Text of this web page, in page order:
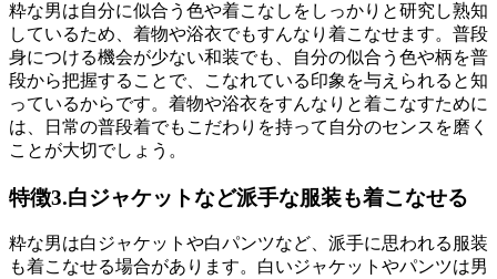
粋な男は自分に似合う色や着こなしをしっかりと研究し熟知
しているため、着物や浴衣でもすんなり着こなせます。普段
身につける機会が少ない和装でも、自分の似合う色や柄を普
段から把握することで、こなれている印象を与えられると知
っているからです。着物や浴衣をすんなりと着こなすために
は、日常の普段着でもこだわりを持って自分のセンスを磨く
ことが大切でしょう。
特徴3.白ジャケットなど派手な服装も着こなせる
粋な男は白ジャケットや白パンツなど、派手に思われる服装
も着こなせる場合があります。白いジャケットやパンツは男